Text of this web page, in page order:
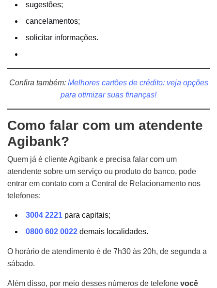
sugestões;
cancelamentos;
solicitar informações.
Confira também: Melhores cartões de crédito: veja opções
para otimizar suas finanças!
Como falar com um atendente
Agibank?
Quem já é cliente Agibank e precisa falar com um
atendente sobre um serviço ou produto do banco, pode
entrar em contato com a Central de Relacionamento nos
telefones:
3004 2221 para capitais;
0800 602 0022 demais localidades.
O horário de atendimento é de 7h30 às 20h, de segunda a
sábado.
Além disso, por meio desses números de telefone você